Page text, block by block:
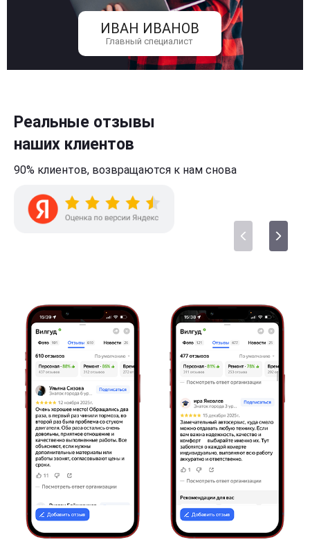
ИВАН ИВАНОВ
Главный специалист
Реальные отзывы
наших клиентов
90% клиентов, возвращаются к нам снова